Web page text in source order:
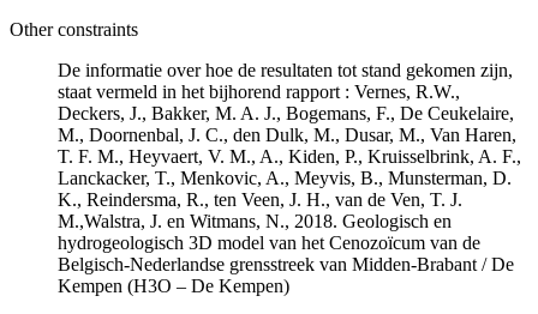
Other constraints
De informatie over hoe de resultaten tot stand gekomen zijn,
staat vermeld in het bijhorend rapport : Vernes, R.W.,
Deckers, J., Bakker, M. A. J., Bogemans, F., De Ceukelaire,
M., Doornenbal, J. C., den Dulk, M., Dusar, M., Van Haren,
T. F. M., Heyvaert, V. M., A., Kiden, P., Kruisselbrink, A. F.,
Lanckacker, T., Menkovic, A., Meyvis, B., Munsterman, D.
K., Reindersma, R., ten Veen, J. H., van de Ven, T. J.
M.,Walstra, J. en Witmans, N., 2018. Geologisch en
hydrogeologisch 3D model van het Cenozoïcum van de
Belgisch-Nederlandse grensstreek van Midden-Brabant / De
Kempen (H3O – De Kempen)